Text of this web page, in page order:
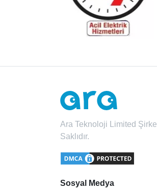
Ara Teknoloji Limited
Saklıdır.
Sosyal Medya